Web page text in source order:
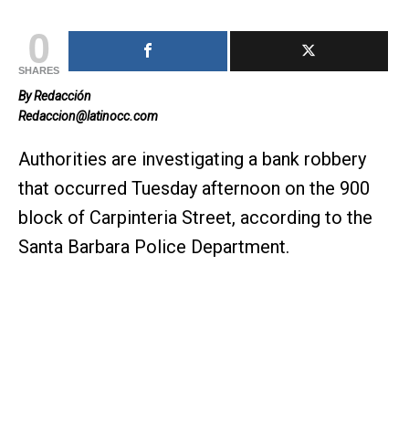
0
SHARES
By Redacción
Redaccion@latinocc.com
Authorities are investigating a bank robbery
that occurred Tuesday afternoon on the 900
block of Carpinteria Street, according to the
Santa Barbara Police Department.